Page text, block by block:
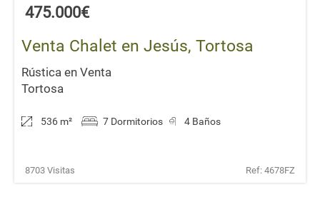
475.000€
Venta Chalet en Jesús, Tortosa
Rústica en Venta
Tortosa
536 m² 7 Dormitorios 4 Baños
8703 Visitas Ref: 4678FZ